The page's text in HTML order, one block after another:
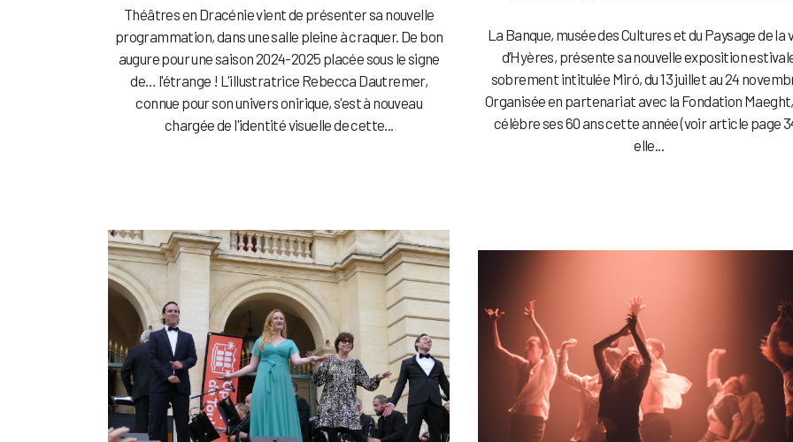
La Banque, musée des Cultures et du Paysage de la
d’Hyères, présente sa nouvelle exposition
sobrement intitulée Miró, du 13 juillet au 24
Organisée en partenariat avec la Fondation
célèbre ses 60 ans cette année (voir article page
elle...
Théâtres en Dracénie vient de présenter sa nouvelle
programmation, dans une salle pleine à craquer. De bon
augure pour une saison 2024-2025 placée sous le signe
de… l'étrange ! L'illustratrice Rebecca Dautremer,
connue pour son univers onirique, s'est à nouveau
chargée de l'identité visuelle de cette...